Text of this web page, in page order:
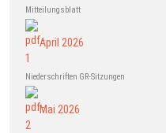
Mitteilungsblatt
April 2026
Niederschriften GR-Sitzungen
Mai 2026